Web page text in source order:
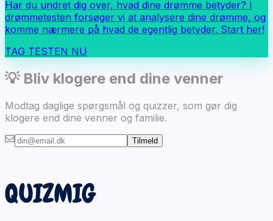
Har du undret dig over, hvad dine drømme betyder? I
drømmetesten forsøger vi at analysere dine drømme, og
komme nærmere på hvad de egentlig betyder. Start her!
TAG TESTEN NU
💡 Bliv klogere end dine venner
Modtag daglige spørgsmål og quizzer, som gør dig
klogere end dine venner og familie.
Tilmeld